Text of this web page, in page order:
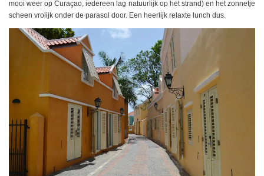
mooi weer op Curaçao, iedereen lag natuurlijk op het strand) en het zonnetje
scheen vrolijk onder de parasol door. Een heerlijk relaxte lunch dus.